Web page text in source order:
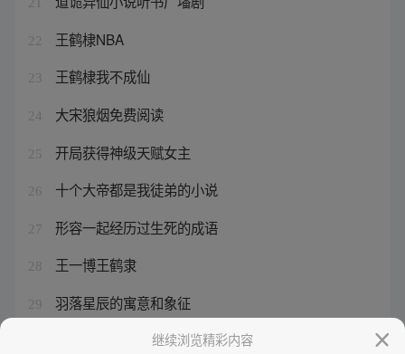
22 王鹤棣NBA
23 王鹤棣我不成仙
24 大宋狼烟免费阅读
25 开局获得神级天赋女主
26 十个大帝都是我徒弟的小说
27 形容一起经历过生死的成语
28 王一博王鹤隶
29 羽落星辰的寓意和象征
吞噬星空在线免免费观看继续浏览精彩内容